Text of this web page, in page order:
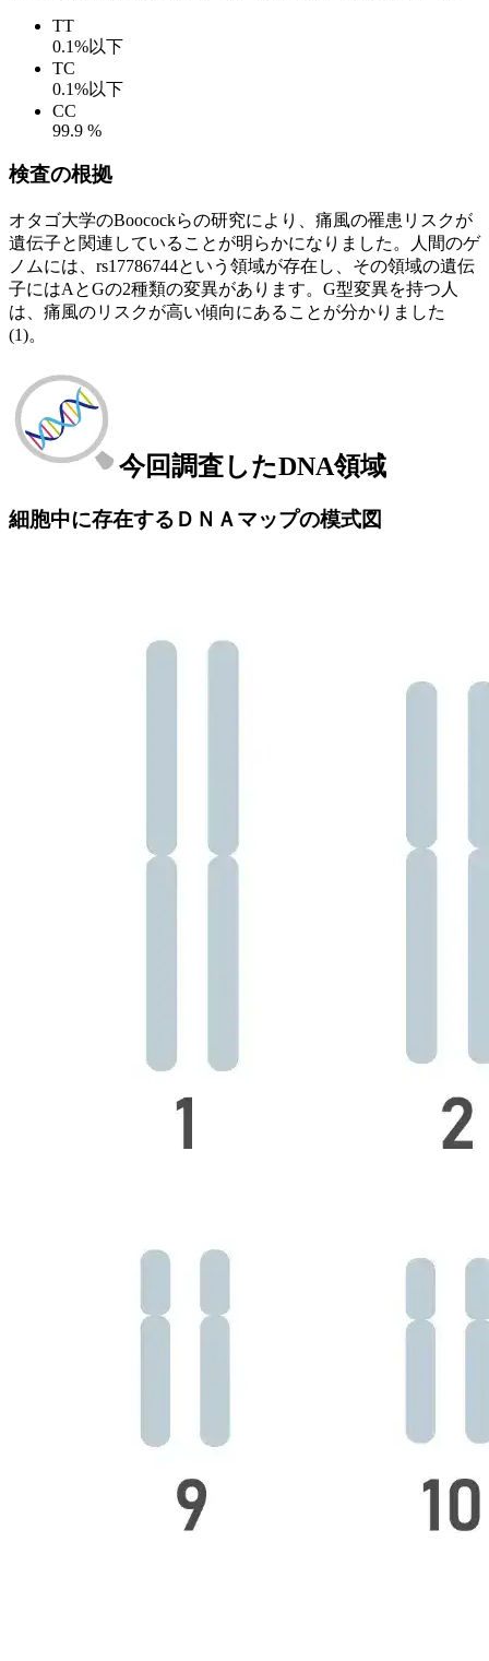
TT
0.1%以下
TC
0.1%以下
CC
99.9 %
検査の根拠
オタゴ大学のBoocockらの研究により、痛風の罹患リスクが
遺伝子と関連していることが明らかになりました。人間のゲ
ノムには、rs17786744という領域が存在し、その領域の遺伝
子にはAとGの2種類の変異があります。G型変異を持つ人
は、痛風のリスクが高い傾向にあることが分かりました
(1)。
今回調査したDNA領域
細胞中に存在するＤＮＡマップの模式図